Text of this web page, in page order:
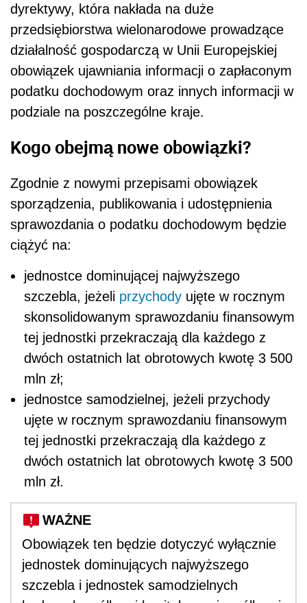
dyrektywy, która nakłada na duże
przedsiębiorstwa wielonarodowe prowadzące
działalność gospodarczą w Unii Europejskiej
obowiązek ujawniania informacji o zapłaconym
podatku dochodowym oraz innych informacji w
podziale na poszczególne kraje.
Kogo obejmą nowe obowiązki?
Zgodnie z nowymi przepisami obowiązek
sporządzenia, publikowania i udostępnienia
sprawozdania o podatku dochodowym będzie
ciążyć na:
jednostce dominującej najwyższego
szczebla, jeżeli przychody ujęte w rocznym
skonsolidowanym sprawozdaniu finansowym
tej jednostki przekraczają dla każdego z
dwóch ostatnich lat obrotowych kwotę 3 500
mln zł;
jednostce samodzielnej, jeżeli przychody
ujęte w rocznym sprawozdaniu finansowym
tej jednostki przekraczają dla każdego z
dwóch ostatnich lat obrotowych kwotę 3 500
mln zł.
WAŻNE
Obowiązek ten będzie dotyczyć wyłącznie
jednostek dominujących najwyższego
szczebla i jednostek samodzielnych